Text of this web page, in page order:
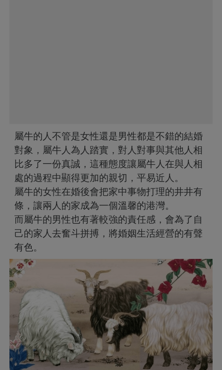
屬牛的人不管是女性還是男性都是不錯的結婚
對象，屬牛人為人踏實，對人對事與其他人相
比多了一份真誠，這種態度讓屬牛人在與人相
處的過程中顯得更加的親切，平易近人。
屬牛的女性在婚後會把家中事物打理的井井有
條，讓兩人的家成為一個溫馨的港灣。
而屬牛的男性也有著較強的責任感，會為了自
己的家人去奮斗拼搏，將婚姻生活經營的有聲
有色。